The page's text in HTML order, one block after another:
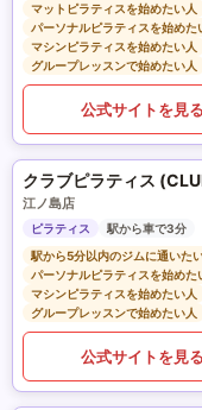
マットピラティスを始めたい人
パーソナルピラティスを始めた
マシンピラティスを始めたい人
グループレッスンで始めたい人
公式サイトを見る
クラブピラティス
江ノ島店
ピラティス
駅から車で3分
駅から5分以内のジムに通いた
パーソナルピラティスを始めた
マシンピラティスを始めたい人
グループレッスンで始めたい人
公式サイトを見る